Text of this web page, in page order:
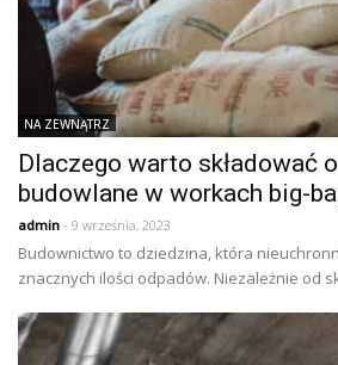
NA ZEWNĄTRZ
Dlaczego warto składować
budowlane w workach big-
admin - 9 września, 2023
Budownictwo to dziedzina, która
znacznych ilości odpadów. Niezależnie od